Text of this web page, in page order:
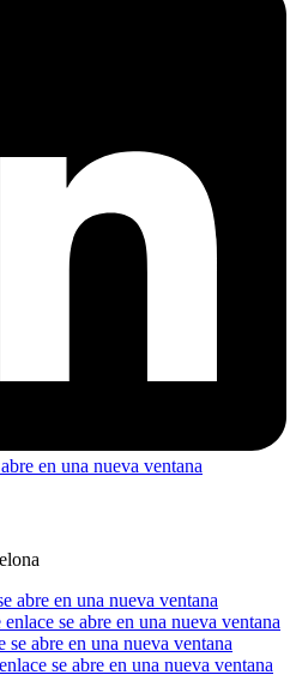
en una nueva ventana
abre en una nueva ventana
enlace se abre en una nueva ventana
se abre en una nueva ventana
se abre en una nueva ventana